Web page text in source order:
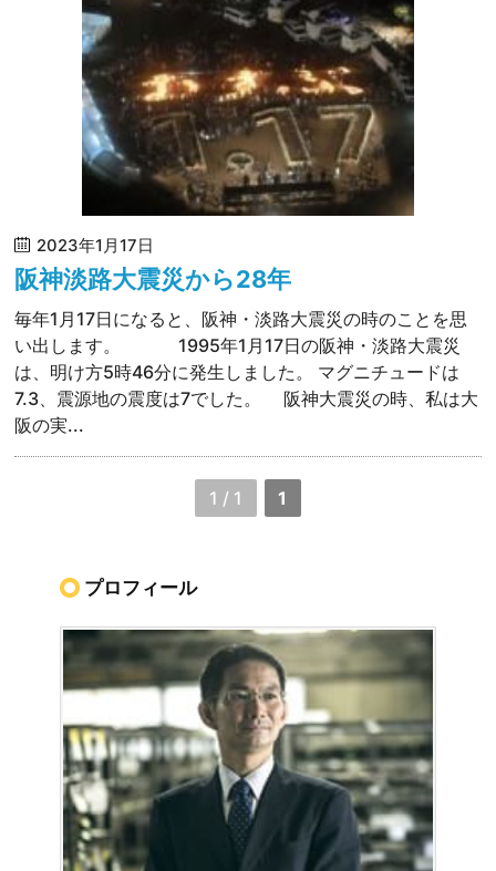
2023年1月17日
阪神淡路大震災から28年
毎年1月17日になると、阪神・淡路大震災の時のことを思
い出します。 1995年1月17日の阪神・淡路大震災
は、明け方5時46分に発生しました。 マグニチュードは
7.3、震源地の震度は7でした。 阪神大震災の時、私は大
阪の実...
1 / 1 1
プロフィール